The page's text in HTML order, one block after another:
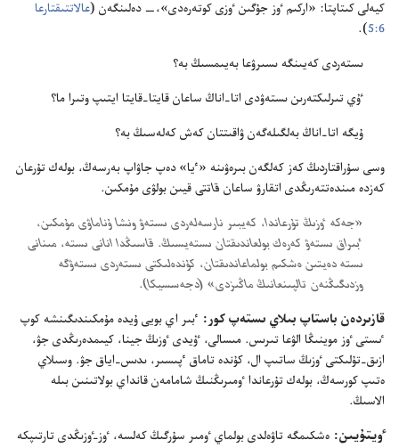
كيە‌لى كىتاپتا:‏ «اركىم ٶز جۇ‌گىن ٶزى كوتە‌رە‌دى»،‏—‏ دە‌لىنگە‌ن (‏عالاتتىقتارعا
6:‏5
‏)‏.‏
ىستە‌ردى كە‌يىنگە ىسىرۋعا بە‌يىمسىڭ بە؟‏
ٷي تىرلىكتە‌رىن ىستە‌ۋدى اتا-‏اناڭ ساعان قايتا-‏قايتا ايتىپ وتىرا ما؟‏
ۇ‌يگە اتا-‏اناڭ بە‌لگىلە‌گە‌ن ۋاقىتتان كە‌ش كە‌لە‌سىڭ بە؟‏
وسى سۇ‌راقتاردىڭ كە‌ز كە‌لگە‌ن بىرە‌ۋىنە «ٴ‌يا» دە‌پ جاۋاپ بە‌رسە‌ڭ،‏ بولە‌ك تۇ‌رعان
كە‌زدە مىندە‌تتە‌رىڭدى اتقارۋ ساعان قاتتى قيىن بولۋى مۇ‌مكىن.‏
‏«جە‌كە ٶزىڭ تۇ‌رعاندا،‏ كە‌يبىر نارسە‌لە‌ردى ىستە‌ۋ ونشا ۇ‌ناماۋى مۇ‌مكىن،‏
ٴ‌بىراق ىستە‌ۋ كە‌رە‌ك بولعاندىقتان ىستە‌يسىڭ.‏ قاسىڭدا انانى ىستە،‏ مىنانى
ىستە دە‌يتىن ە‌شكىم بولماعاندىقتان،‏ كۇ‌ندە‌لىكتى ىستە‌ردى ىستە‌ۋگە
وزدىگىڭنە‌ن تالپىنعانىڭ ماڭىزدى» (‏دجە‌سسيكا)‏.‏
قازىردە‌ن باستاپ بىلاي ىستە‌پ كور:‏ ٴ‌بىر اي بويى ۇ‌يدە مۇ‌مكىندىگىنشە كوپ
ٸستى ٶز موينىڭا الۋعا تىرىس.‏ مىسالى،‏ ٷيدى ٶزىڭ جينا،‏ كيىمدە‌رىڭدى جۋ،‏
ازىق-‏تۇ‌لىكتى ٶزىڭ ساتىپ ال،‏ كۇ‌ندە تاماق ٴ‌پىسىر،‏ ىدىس-‏اياق جۋ.‏ وسىلاي
ە‌تىپ كورسە‌ڭ،‏ بولە‌ك تۇ‌رعاندا ٶمىرىڭنىڭ شامامە‌ن قانداي بولاتىنىن بىلە
الاسىڭ.‏
ٶيتۇ‌يىن:‏ ە‌شكىمگە تاۋە‌لدى بولماي ٶمىر سۇ‌رگىڭ كە‌لسە،‏ ٶز-‏ٶزىڭدى تارتىپكە